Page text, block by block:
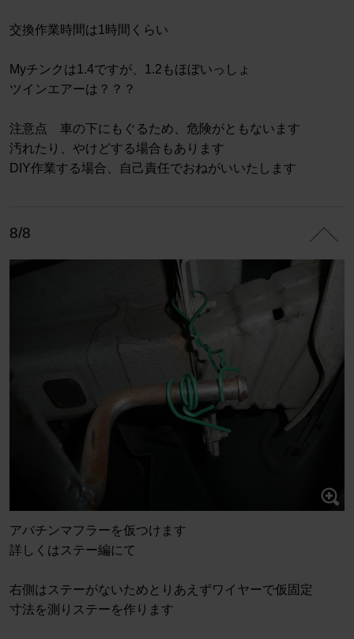
交換作業時間は1時間くらい
Myチンクは1.4ですが、1.2もほぼいっしょ
ツインエアーは？？？
注意点 車の下にもぐるため、危険がともないます
汚れたり、やけどする場合もあります
DIY作業する場合、自己責任でおねがいいたします
8/8
アバチンマフラーを仮つけます
詳しくはステー編にて
右側はステーがないためとりあえずワイヤーで仮固定
寸法を測りステーを作ります